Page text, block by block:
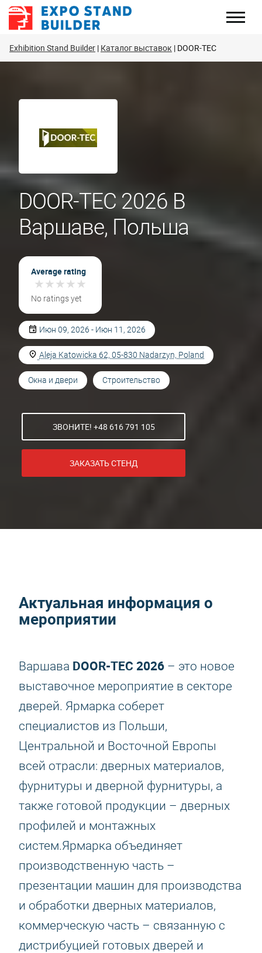
Перейти
Exhibition Stand Builder Каталог выставок DOOR-TEC
DOOR-TEC 2026 В
Варшаве, Польша
Average rating
★★★★★
★★★★★
No ratings yet
Июн 09, 2026 - Июн 11, 2026
Aleja Katowicka 62, 05-830 Nadarzyn, Poland
Окна и двери Строительство
ЗВОНИТЕ! +48 616 791 105
ЗАКАЗАТЬ СТЕНД
Актуальная информация о
мероприятии
Варшава DOOR-TEC 2026 – это новое
выставочное мероприятие в секторе
дверей. Ярмарка соберет
специалистов из Польши,
Центральной и Восточной Европы
всей отрасли: дверных материалов,
фурнитуры и дверной фурнитуры, а
также готовой продукции – дверных
профилей и монтажных
систем.Ярмарка объединяет
производственную часть –
презентации машин для производства
и обработки дверных материалов,
коммерческую часть – связанную с
дистрибуцией готовых дверей и